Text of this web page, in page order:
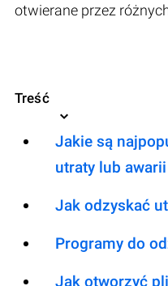
otwierane przez
Treść
Jakie są
utraty lub
Jak odzyskać
Programy do
Jak otworzyć